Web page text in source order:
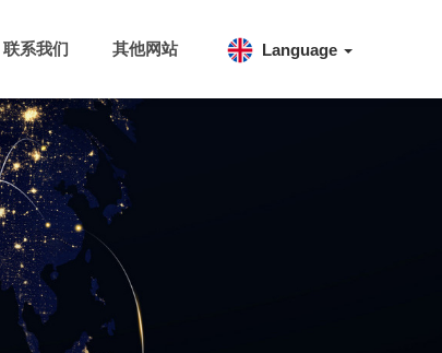
Language
联系我们 其他网站